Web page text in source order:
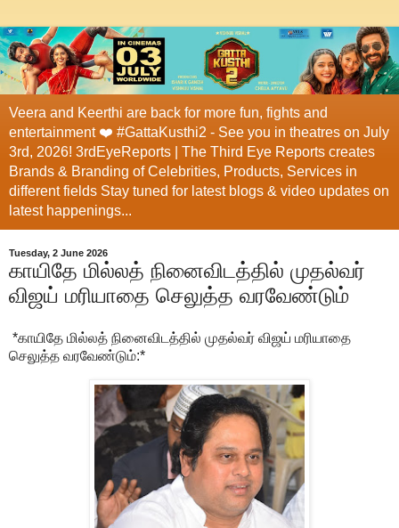
Veera and Keerthi are back for more fun, fights and
entertainment ❤️ #GattaKusthi2 - See you in theatres on July
3rd, 2026! 3rdEyeReports | The Third Eye Reports creates
Brands & Branding of Celebrities, Products, Services in
different fields Stay tuned for latest blogs & video updates on
latest happenings...
Tuesday, 2 June 2026
காயிதே மில்லத் நினைவிடத்தில் முதல்வர்
விஜய் மரியாதை செலுத்த வரவேண்டும்
*காயிதே மில்லத் நினைவிடத்தில் முதல்வர் விஜய் மரியாதை
செலுத்த வரவேண்டும்:*